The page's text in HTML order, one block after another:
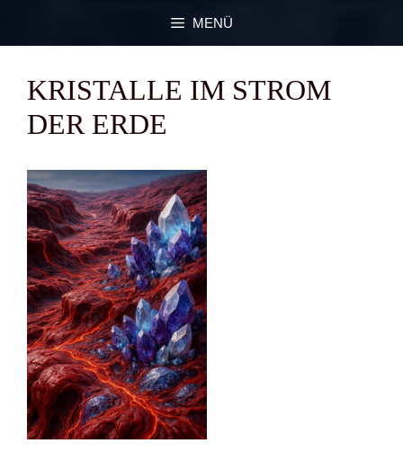
MENÜ
KRIS­TAL­LE IM STROM
DER ERDE